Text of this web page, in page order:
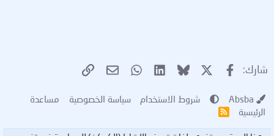
شارك: فيسبوك Bluesky
LinkedIn
WhatsApp
البريد الإلكتروني
الرابط
شروط الاستخدام سياسة الخصوصية
مساعدة
الرئيسية
R